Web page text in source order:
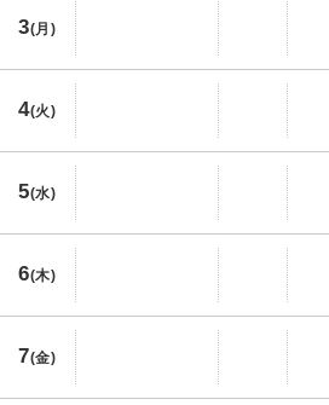
3(月)
4(火)
5(水)
6(木)
7(金)